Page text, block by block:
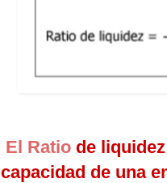
El Ratio de
capacidad de una